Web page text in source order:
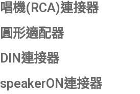
唱機(RCA)連接器
圓形適配器
DIN連接器
speakerON連接器